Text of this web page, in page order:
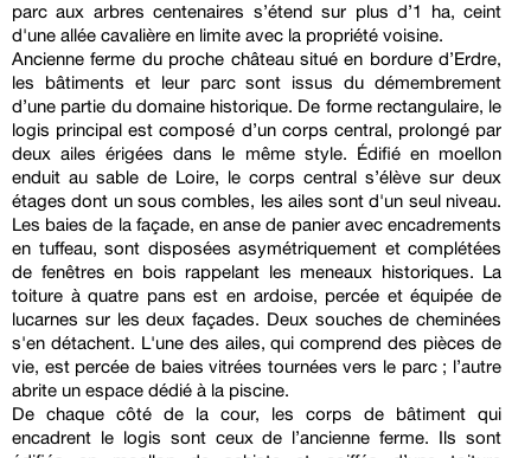
parc aux arbres centenaires s’étend sur plus d’1 ha, ceint
d'une allée cavalière en limite avec la propriété voisine.
Ancienne ferme du proche château situé en bordure d’Erdre,
les bâtiments et leur parc sont issus du démembrement
d’une partie du domaine historique. De forme rectangulaire, le
logis principal est composé d’un corps central, prolongé par
deux ailes érigées dans le même style. Édifié en moellon
enduit au sable de Loire, le corps central s’élève sur deux
étages dont un sous combles, les ailes sont d'un seul niveau.
Les baies de la façade, en anse de panier avec encadrements
en tuffeau, sont disposées asymétriquement et complétées
de fenêtres en bois rappelant les meneaux historiques. La
toiture à quatre pans est en ardoise, percée et équipée de
lucarnes sur les deux façades. Deux souches de cheminées
s'en détachent. L'une des ailes, qui comprend des pièces de
vie, est percée de baies vitrées tournées vers le parc ; l’autre
abrite un espace dédié à la piscine.
De chaque côté de la cour, les corps de bâtiment qui
encadrent le logis sont ceux de l’ancienne ferme. Ils sont